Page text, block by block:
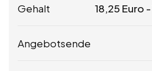
Gehalt 18,25 Euro -
Angebotsende